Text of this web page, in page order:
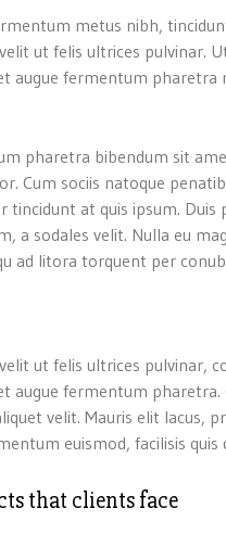
metus nibh,
ut felis ultrices pulvinar.
augue fermentum pharetra
pharetra bibendum sit
Cum sociis natoque
tincidunt at quis ipsum.
a sodales velit. Nulla eu
ad litora torquent per
ut felis ultrices pulvinar,
augue fermentum
velit. Mauris elit
euismod, facilisis quis
that clients face